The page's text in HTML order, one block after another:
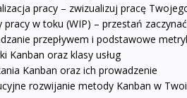
pracy – zwizualizuj pracę
pracy w toku (WIP) – przestań
przepływem i podstawowe
Kanban oraz klasy usług
Kanban oraz ich prowadzenie
rozwijanie metody Kanban w